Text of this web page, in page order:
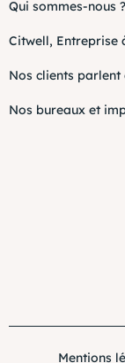
Qui sommes-nous ?
Citwell, Entreprise
Nos clients parlent
Nos bureaux et
Mentions